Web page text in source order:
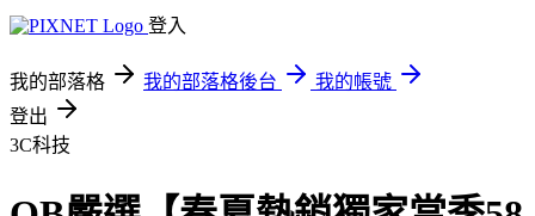
登入
我的部落格 我的部落格後台
我的帳號
登出
3C科技